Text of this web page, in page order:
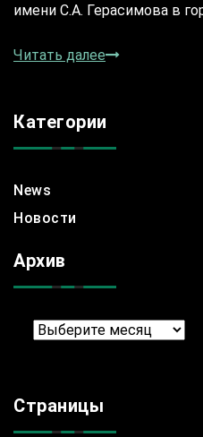
имени С.А. Герасимова в
Читать далее
Категории
News
Новости
Архив
Архив
Страницы